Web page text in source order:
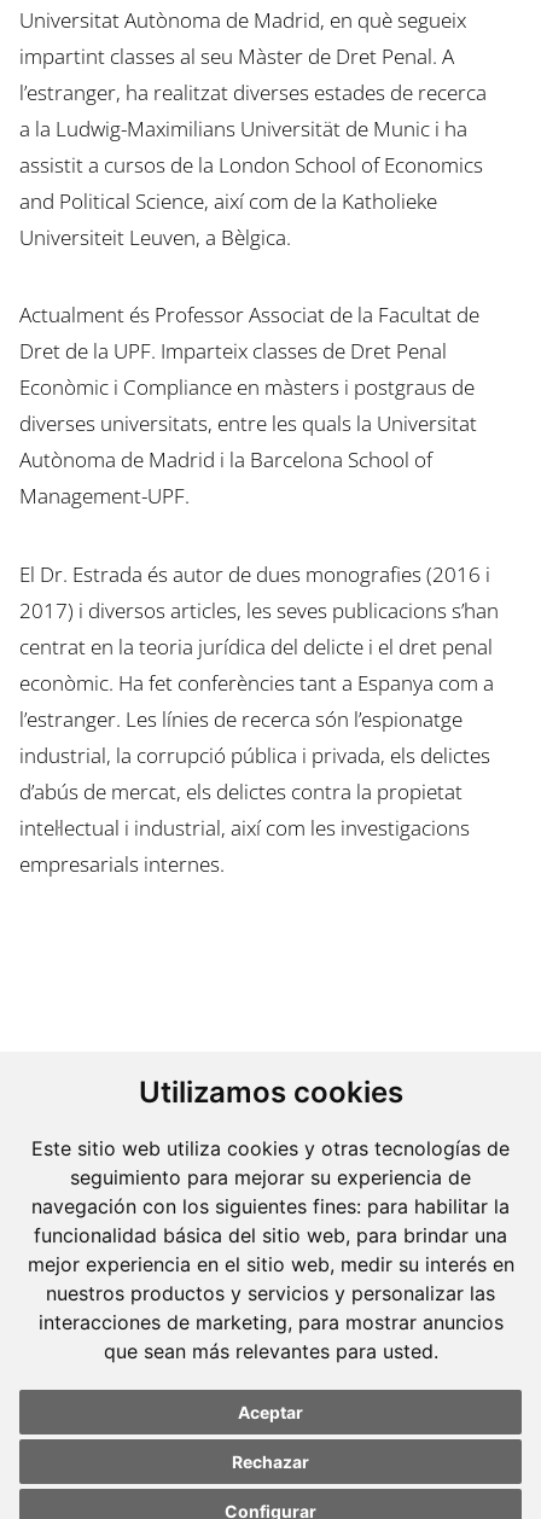
Utilizamos cookies
Este sitio web utiliza cookies y otras tecnologías de
seguimiento para mejorar su experiencia de
navegación con los siguientes fines: para habilitar la
funcionalidad básica del sitio web, para brindar una
mejor experiencia en el sitio web, medir su interés en
nuestros productos y servicios y personalizar las
interacciones de marketing, para mostrar anuncios
que sean más relevantes para usted.
Aceptar
Rechazar
Configurar
Universitat Autònoma de Madrid, en què segueix
impartint classes al seu Màster de Dret Penal. A
l’estranger, ha realitzat diverses estades de recerca
a la Ludwig-Maximilians Universität de Munic i ha
assistit a cursos de la London School of Economics
and Political Science, així com de la Katholieke
Universiteit Leuven, a Bèlgica.
Actualment és Professor Associat de la Facultat de
Dret de la UPF. Imparteix classes de Dret Penal
Econòmic i Compliance en màsters i postgraus de
diverses universitats, entre les quals la Universitat
Autònoma de Madrid i la Barcelona School of
Management-UPF.
El Dr. Estrada és autor de dues monografies (2016 i
2017) i diversos articles, les seves publicacions s’han
centrat en la teoria jurídica del delicte i el dret penal
econòmic. Ha fet conferències tant a Espanya com a
l’estranger. Les línies de recerca són l’espionatge
industrial, la corrupció pública i privada, els delictes
d’abús de mercat, els delictes contra la propietat
intel·lectual i industrial, així com les investigacions
empresarials internes.
Molins Defensa Penal
és una boutique de Dret Penal amb dedicació
Avda. Diagonal, 399 Planta 1